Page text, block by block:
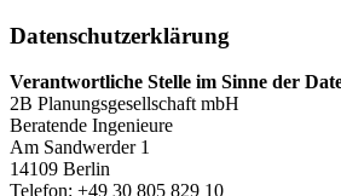
Datenschutzerklärung
Verantwortliche Stelle im Sinne der
2B Planungsgesellschaft mbH
Beratende Ingenieure
Am Sandwerder 1
14109 Berlin
Telefon: +49 30 805 829 10